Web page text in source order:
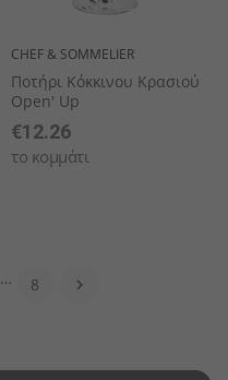
CHEF & SOMMELIER
Ποτήρι Κόκκινου Κρασιού
Open' Up
€12.26
το κομμάτι
… 8 